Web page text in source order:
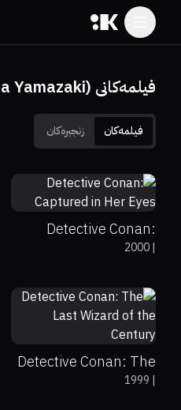
فیلمەکانی (Wakana Yamazaki)
فیلمەکان زنجیرەکان
7.5
0%
0%
Detective Conan:
Captured in Her Eyes|
2000
7.5
0%
0%
Detective Conan: The
Last Wizard of the|
1999